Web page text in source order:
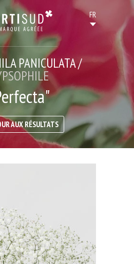
PANICULATA /
AUX RÉSULTATS